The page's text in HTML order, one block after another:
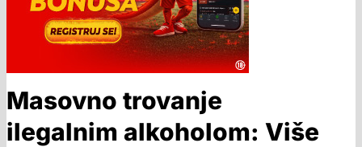
Masovno trovanje
ilegalnim alkoholom: Više